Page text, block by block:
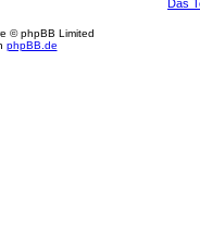
Das
© phpBB Limited
phpBB.de